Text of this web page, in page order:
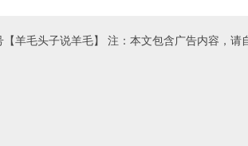
【羊毛头子说羊毛】 注：本文包含广告内容，请